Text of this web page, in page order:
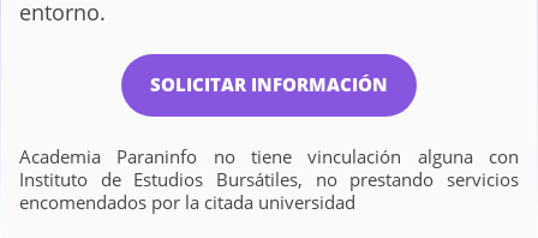
entorno.
SOLICITAR INFORMACIÓN
Academia Paraninfo no tiene vinculación alguna con
Instituto de Estudios Bursátiles, no prestando servicios
encomendados por la citada universidad